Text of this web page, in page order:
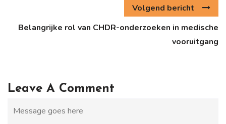
Volgend bericht
Belangrijke rol van CHDR-onderzoeken in medische
vooruitgang
Leave A Comment